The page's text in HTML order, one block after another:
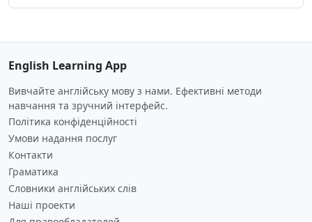
English Learning App
Вивчайте англійську мову з нами. Ефективні методи
навчання та зручний інтерфейс.
Політика конфіденційності
Умови надання послуг
Контакти
Граматика
Словники англійських слів
Наші проекти